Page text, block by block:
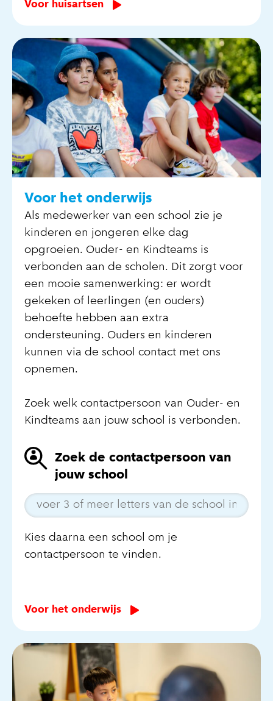
Voor huisartsen
Voor het onderwijs
Als medewerker van een school zie je
kinderen en jongeren elke dag
opgroeien. Ouder- en Kindteams is
verbonden aan de scholen. Dit zorgt voor
een mooie samenwerking: er wordt
gekeken of leerlingen (en ouders)
behoefte hebben aan extra
ondersteuning. Ouders en kinderen
kunnen via de school contact met ons
opnemen.
Zoek welk contactpersoon van Ouder- en
Kindteams aan jouw school is verbonden.
Zoek de contactpersoon van
jouw school
Kies daarna een school om je
contactpersoon te vinden.
Voor het onderwijs